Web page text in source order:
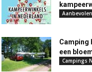
Aanbevolen
Camping
een
Campings